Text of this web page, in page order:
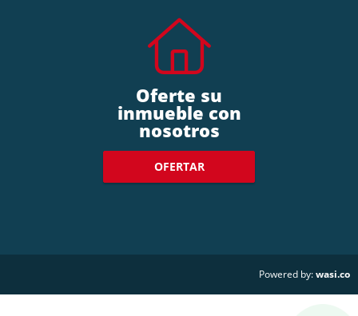
Oferte su
inmueble con
nosotros
OFERTAR
Powered by:wasi.co